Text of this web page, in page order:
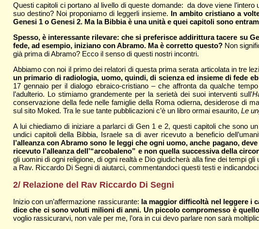
Questi capitoli ci portano al livello di queste domande: da dove viene
suo destino? Noi proponiamo di leggerli insieme. In ambito cristiano a
Genesi 1 o Genesi 2. Ma la Bibbia è una unità e quei capitoli sono
Spesso, è interessante rilevare: che si preferisce addirittura tacere su
fede, ad esempio, iniziano con Abramo. Ma è corretto questo? Non
già prima di Abramo? Ecco il senso di questi nostri incontri.
Abbiamo con noi il primo dei relatori di questa prima serata articolata in tre
un primario di radiologia, uomo, quindi, di scienza ed insieme di fede
17 gennaio per il dialogo ebraico-cristiano – che affronta da qualche
l’adulterio. Lo stimiamo grandemente per la serietà dei suoi interventi sull’
conservazione della fede nelle famiglie della Roma odierna, desiderose di
sul sito Moked. Tra le sue tante pubblicazioni c’è un libro ormai esaurito, Le
A lui chiediamo di iniziare a parlarci di Gen 1 e 2, questi capitoli che sono
undici capitoli della Bibbia, Israele sa di aver ricevuto a beneficio
l’alleanza con Abramo sono le leggi che ogni uomo, anche pagano,
ricevuto l’alleanza dell’“arcobaleno” e non quella successiva della
gli uomini di ogni religione, di ogni realtà e Dio giudicherà alla fine dei tempi
a Rav. Riccardo Di Segni di aiutarci, commentandoci questi testi e
2/ Relazione del Rav Riccardo Di Segni
Inizio con un’affermazione rassicurante: la maggior difficoltà nel leggere i
dice che ci sono voluti milioni di anni. Un piccolo compromesso è
voglio rassicurarvi, non vale per me, l’ora in cui devo parlare non sarà